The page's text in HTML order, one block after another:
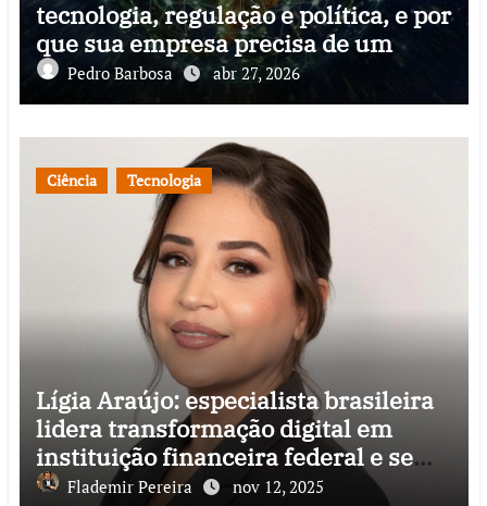
tecnologia, regulação e política, e por
que sua empresa precisa de um
Pedro Barbosa abr 27, 2026
Ciência Tecnologia
Lígia Araújo: especialista brasileira
lidera transformação digital em
instituição financeira federal e se
destaca pela inovação de impacto
Flademir Pereira nov 12, 2025